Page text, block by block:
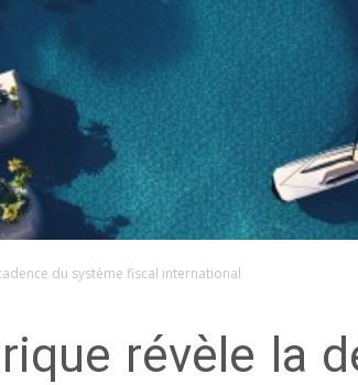
du système fiscal international
révèle la